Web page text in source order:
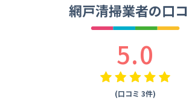
網戸清掃業者の口
5.0
(口コミ 3件)